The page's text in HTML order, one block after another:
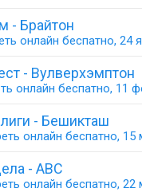
- Брайтон
онлайн беспатно, 24
- Вулверхэмптон
онлайн беспатно, 11
- Бешикташ
онлайн беспатно, 15
- АВС
онлайн беспатно, 22